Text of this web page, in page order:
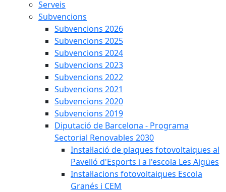
Serveis
Subvencions
Subvencions 2026
Subvencions 2025
Subvencions 2024
Subvencions 2023
Subvencions 2022
Subvencions 2021
Subvencions 2020
Subvencions 2019
Diputació de Barcelona - Programa
Sectorial Renovables 2030
Instal·lació de plaques fotovoltaiques al
Pavelló d'Esports i a l'escola Les Aigües
Instal·lacions fotovoltaiques Escola
Granés i CEM